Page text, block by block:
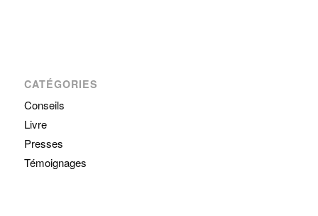
CATÉGORIES
Conseils
Livre
Presses
Témoignages